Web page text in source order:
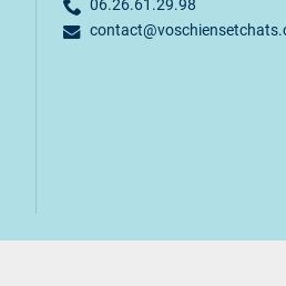
06.26.61.29.98